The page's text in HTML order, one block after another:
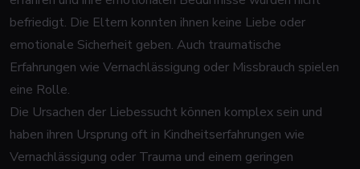
befriedigt. Die Eltern konnten ihnen keine Liebe oder
emotionale Sicherheit geben. Auch traumatische
Erfahrungen wie Vernachlässigung oder Missbrauch spielen
eine Rolle.
Die Ursachen der Liebessucht können komplex sein und
haben ihren Ursprung oft in Kindheitserfahrungen wie
Vernachlässigung oder Trauma und einem geringen